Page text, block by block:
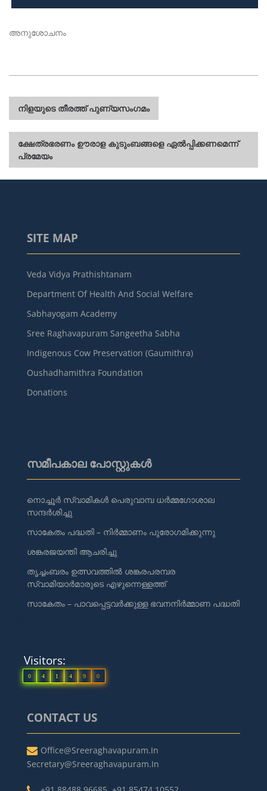
അനുശോചനം
പോസ്റ്റുകളിലൂടെ
നിളയുടെ തീരത്ത് പുണ്യസംഗമം
ക്ഷേത്രഭരണം ഊരാള കുടുംബങ്ങളെ ഏൽപ്പിക്കണമെന്ന്
പ്രമേയം
SITE MAP
Veda Vidya Prathishtanam
Department Of Health And Social Welfare
Sabhayogam Academy
Sree Raghavapuram Sangeetha Sabha
Indigenous Cow Preservation (Gaumithra)
Oushadhamithra Foundation
Donations
സമീപകാല പോസ്റ്റുകൾ
നൊച്ചൂർ സ്വാമികൾ പെരുവാമ്പ ധർമ്മഗോശാല
സന്ദർശിച്ചു
സാകേതം പദ്ധതി – നിർമ്മാണം പുരോഗമിക്കുന്നു
ശങ്കരജയന്തി ആചരിച്ചു
തൃച്ചംബരം ഉത്സവത്തിൽ ശങ്കരപരമ്പര
സ്വാമിയാർമാരുടെ എഴുന്നെള്ളത്ത്
സാകേതം – പാവപ്പെട്ടവർക്കുള്ള ഭവനനിർമ്മാണ പദ്ധതി
Visitors:
0 4 1 4 9 0
CONTACT US
Office@sreeraghavapuram.in
Secretary@sreeraghavapuram.in